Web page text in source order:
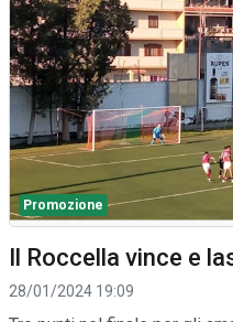
Promozione
Il Roccella vince e
28/01/2024 19:09